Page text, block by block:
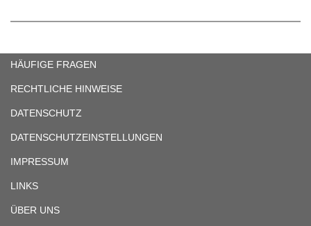
HÄUFIGE FRAGEN
RECHTLICHE HINWEISE
DATENSCHUTZ
DATENSCHUTZEINSTELLUNGEN
IMPRESSUM
LINKS
ÜBER UNS